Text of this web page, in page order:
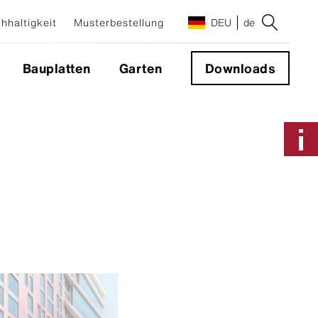
Musterbestellung DEU de
Bauplatten Garten Downloads